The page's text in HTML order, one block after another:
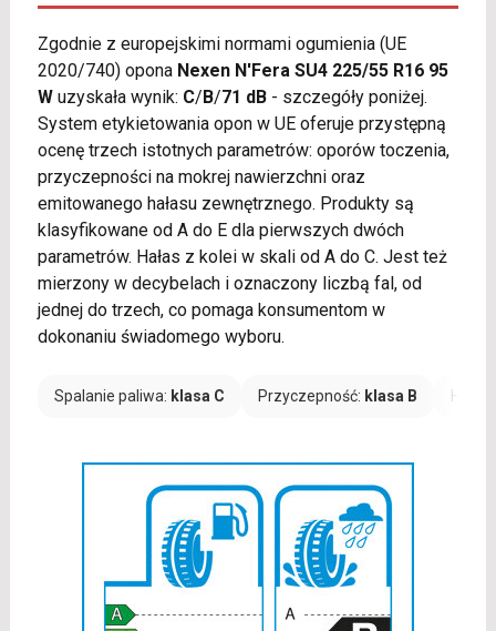
Zgodnie z europejskimi normami ogumienia (UE
2020/740) opona Nexen N'Fera SU4 225/55 R16 95
Wuzyskała wynik: C/B/71 dB- szczegóły poniżej.
System etykietowania opon w UE oferuje przystępną
ocenę trzech istotnych parametrów: oporów toczenia,
przyczepności na mokrej nawierzchni oraz
emitowanego hałasu zewnętrznego. Produkty są
klasyfikowane od A do E dla pierwszych dwóch
parametrów. Hałas z kolei w skali od A do C. Jest też
mierzony w decybelach i oznaczony liczbą fal, od
jednej do trzech, co pomaga konsumentom w
dokonaniu świadomego wyboru.
Spalanie paliwa: klasa C Przyczepność: klasa B